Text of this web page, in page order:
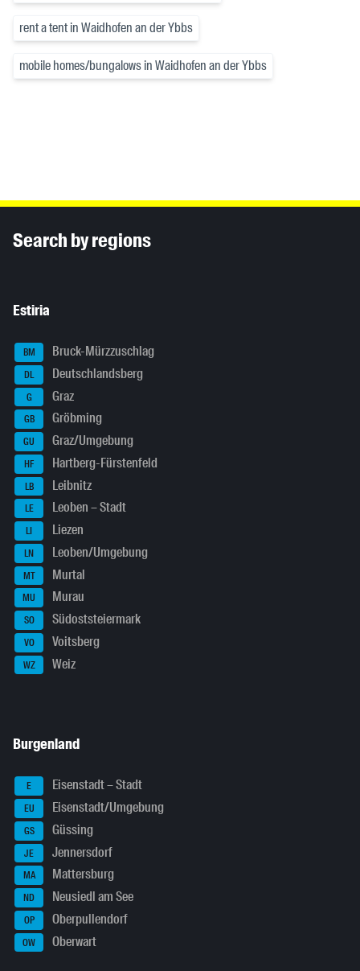
rent a tent in Waidhofen an der Ybbs
mobile homes/bungalows in Waidhofen an der Ybbs
Search by regions
Estiria
BM Bruck-Mürzzuschlag
DL Deutschlandsberg
G Graz
GB Gröbming
GU Graz/Umgebung
HF Hartberg-Fürstenfeld
LB Leibnitz
LE Leoben – Stadt
LI Liezen
LN Leoben/Umgebung
MT Murtal
MU Murau
SO Südoststeiermark
VO Voitsberg
WZ Weiz
Burgenland
E Eisenstadt – Stadt
EU Eisenstadt/Umgebung
GS Güssing
JE Jennersdorf
MA Mattersburg
ND Neusiedl am See
OP Oberpullendorf
OW Oberwart